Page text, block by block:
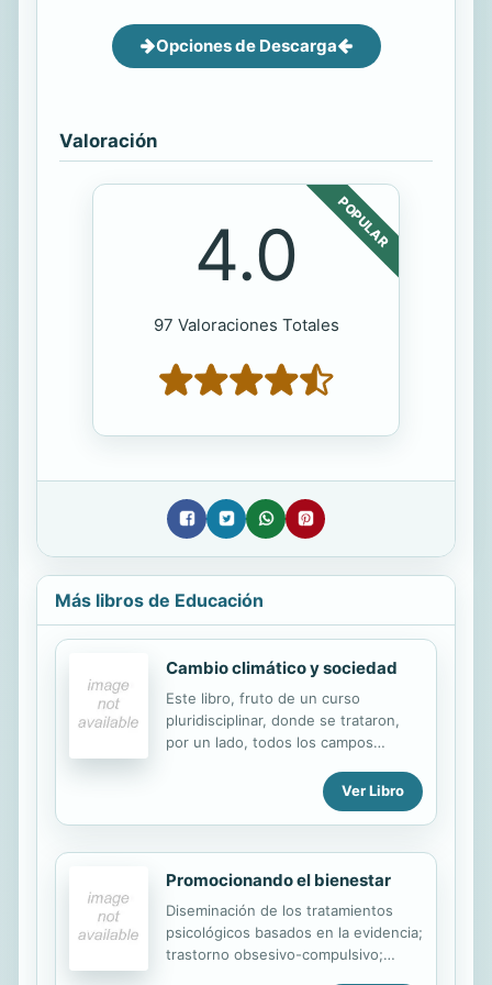
Opciones de Descarga
Valoración
POPULAR
4.0
97 Valoraciones Totales
Más libros de Educación
Cambio climático y sociedad
Este libro, fruto de un curso
pluridisciplinar, donde se trataron,
por un lado, todos los campos
fenómeno del Camblio Climático,
huyendo de los tópicos, añadiendo
otros de carácter social y de
trnasmisión de la información.
Ver Libro
Promocionando el bienestar
Diseminación de los tratamientos
psicológicos basados en la evidencia;
trastorno obsesivo-compulsivo;